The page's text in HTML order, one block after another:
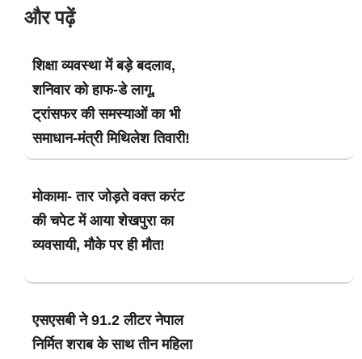
और पढ़ें
शिक्षा व्यवस्था में बड़े बदलाव,
शनिवार को हाफ-डे लागू,
ट्रांसफर की समस्याओं का भी
समाधान-मंत्री मिथिलेश तिवारी!
मोकामा- तार जोड़ते वक्त करंट
की चपेट में आया शेखपुरा का
व्यवसायी, मौके पर ही मौत!
एसएसबी ने 91.2 लीटर नेपाल
निर्मित शराब के साथ तीन महिला